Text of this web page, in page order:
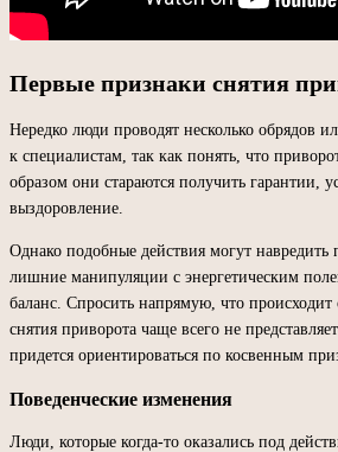
Первые признаки снятия
Нередко люди проводят несколько обрядов
к специалистам, так как понять, что
образом они стараются получить гарантии,
выздоровление.
Однако подобные действия могут
лишние манипуляции с энергетическим
баланс. Спросить напрямую, что происходит
снятия приворота чаще всего не
придется ориентироваться по косвенным
Поведенческие изменения
Люди, которые когда-то оказались под